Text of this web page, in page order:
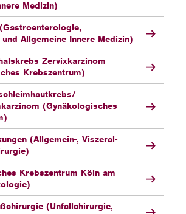
Medizin)
Allgemeine Innere Medizin)
Zervixkarzinom
Krebszentrum)
(Gynäkologisches
(Allgemein-, Viszeral-
Krebszentrum Köln am
(Unfallchirurgie,